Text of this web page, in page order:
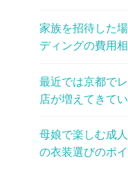
家族を招待した
ディングの費用
最近では京都で
店が増えてきて
母娘で楽しむ成
の衣装選びのポ